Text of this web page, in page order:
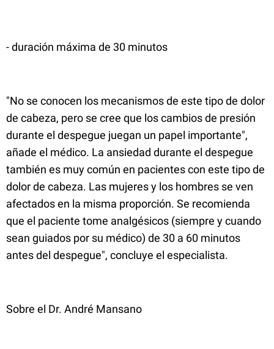
- duración máxima de 30 minutos
"No se conocen los mecanismos de este tipo de dolor
de cabeza, pero se cree que los cambios de presión
durante el despegue juegan un papel importante",
añade el médico. La ansiedad durante el despegue
también es muy común en pacientes con este tipo de
dolor de cabeza. Las mujeres y los hombres se ven
afectados en la misma proporción. Se recomienda
que el paciente tome analgésicos (siempre y cuando
sean guiados por su médico) de 30 a 60 minutos
antes del despegue", concluye el especialista.
Sobre el Dr. André Mansano